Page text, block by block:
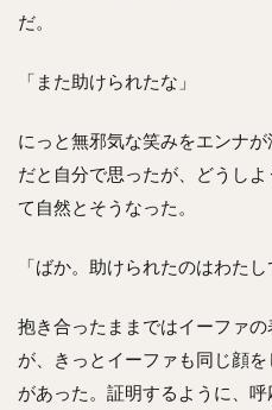
だ。
「また助けられたな」
にっと無邪気な笑みをエンナ
だと自分で思ったが、どうし
て自然とそうなった。
「ばか。助けられたのはわたし
抱き合ったままではイーファ
が、きっとイーファも同じ顔
があった。証明するように、